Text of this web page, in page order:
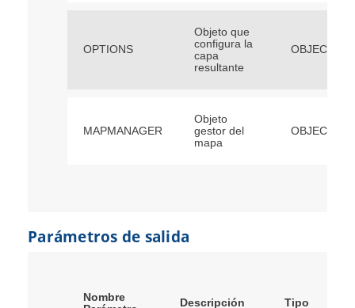
OPTIONS
Objeto que
configura la
capa
resultante
OBJECT
MAPMANAGER
Objeto
gestor del
mapa
OBJECT
Parámetros de salida
Nombre
Descripción Tipo